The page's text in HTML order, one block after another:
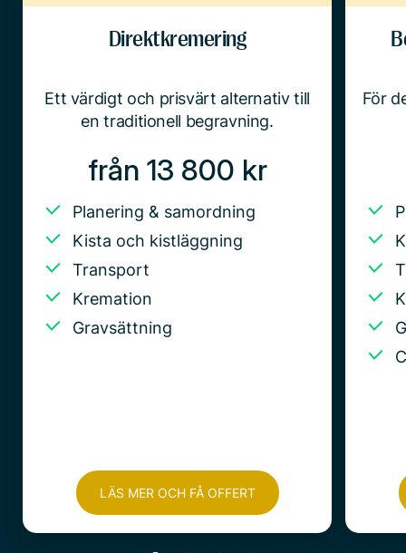
Direktkremering
Ett värdigt och prisvärt alternativ till
en traditionell begravning.
från 13 800 kr
Planering & samordning
Kista och kistläggning
Transport
Kremation
Gravsättning
LÄS MER OCH FÅ OFFERT
För